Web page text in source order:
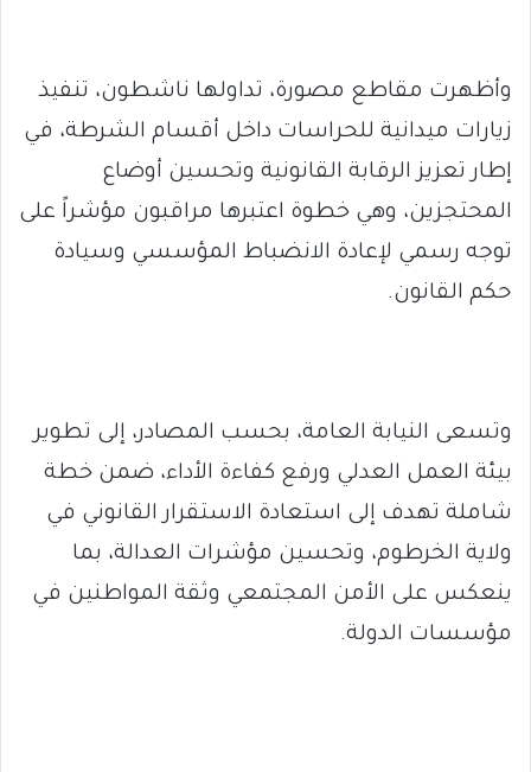
وأظهرت مقاطع مصورة، تداولها ناشطون، تنفيذ
زيارات ميدانية للحراسات داخل أقسام الشرطة، في
إطار تعزيز الرقابة القانونية وتحسين أوضاع
المحتجزين، وهي خطوة اعتبرها مراقبون مؤشراً على
توجه رسمي لإعادة الانضباط المؤسسي وسيادة
حكم القانون.
وتسعى النيابة العامة، بحسب المصادر، إلى تطوير
بيئة العمل العدلي ورفع كفاءة الأداء، ضمن خطة
شاملة تهدف إلى استعادة الاستقرار القانوني في
ولاية الخرطوم، وتحسين مؤشرات العدالة، بما
ينعكس على الأمن المجتمعي وثقة المواطنين في
مؤسسات الدولة.